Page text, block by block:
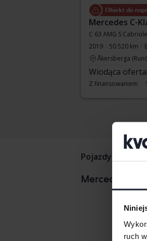
ruch
Obiekt do
Mercedes C-
C 63 AMG S
2019
50 520 km
Åkersberga
Wiodąca oferta:
Z finansowaniem
Pojazdy